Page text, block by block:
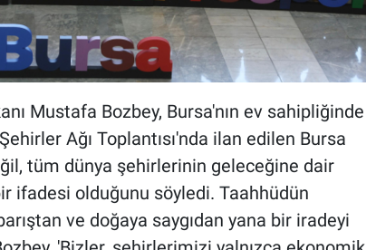
Mustafa Bozbey, Bursa'nın ev sahipliğinde
Ağı Toplantısı'nda ilan edilen Bursa
tüm dünya şehirlerinin geleceğine dair
ifadesi olduğunu söyledi. Taahhüdün
ve doğaya saygıdan yana bir iradeyi